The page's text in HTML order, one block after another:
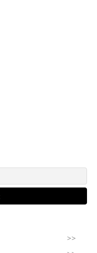
>>